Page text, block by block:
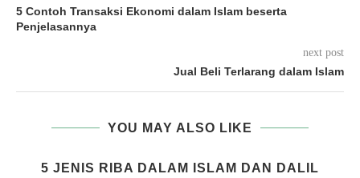
5 Contoh Transaksi Ekonomi dalam Islam beserta
Penjelasannya
next post
Jual Beli Terlarang dalam Islam
YOU MAY ALSO LIKE
5 JENIS RIBA DALAM ISLAM DAN DALIL